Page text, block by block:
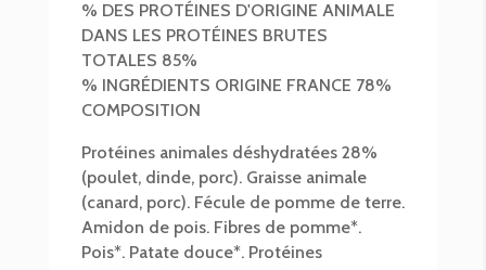
% DES PROTÉINES D'ORIGINE ANIMALE
DANS LES PROTÉINES BRUTES
TOTALES 85%
% INGRÉDIENTS ORIGINE FRANCE 78%
COMPOSITION
Protéines animales déshydratées 28%
(poulet, dinde, porc). Graisse animale
(canard, porc). Fécule de pomme de terre.
Amidon de pois. Fibres de pomme*.
Pois*. Patate douce*. Protéines